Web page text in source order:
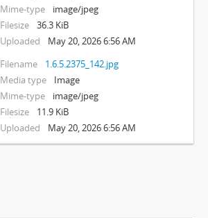
Mime-type
image/jpeg
Filesize
36.3 KiB
Uploaded
May 20, 2026 6:56 AM
Filename
1.6.5.2375_142.jpg
Media type
Image
Mime-type
image/jpeg
Filesize
11.9 KiB
Uploaded
May 20, 2026 6:56 AM